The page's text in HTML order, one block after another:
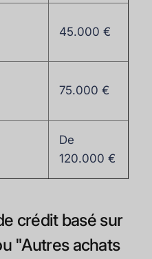
45.000 €
75.000 €
De
120.000 €
crédit basé sur
"Autres achats